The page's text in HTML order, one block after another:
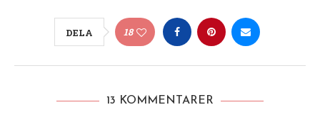
DELA 18
13 KOMMENTARER